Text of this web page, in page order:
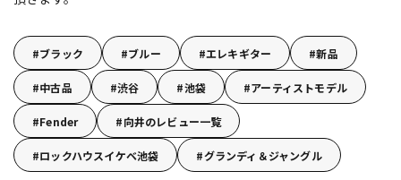
ブラック ブルー エレキギター 新品
中古品 渋谷 池袋 アーティストモデル
Fender 向井のレビュー一覧
ロックハウスイケベ池袋 グランディ＆ジャングル